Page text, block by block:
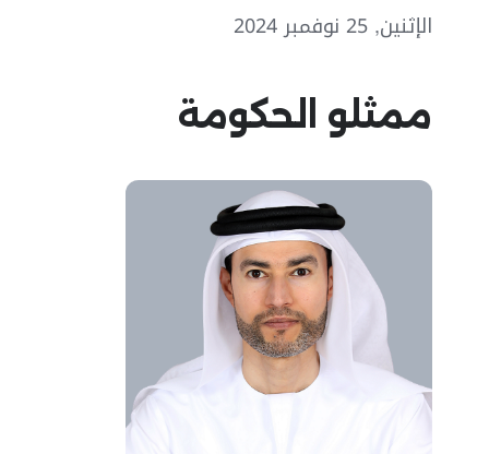
الإثنين, 25 نوفمبر 2024
ممثلو الحكومة